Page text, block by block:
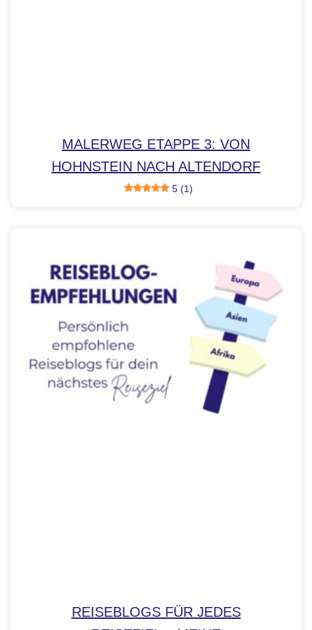
MALERWEG ETAPPE 3: VON
HOHNSTEIN NACH ALTENDORF
5 (1)
REISEBLOGS FÜR JEDES